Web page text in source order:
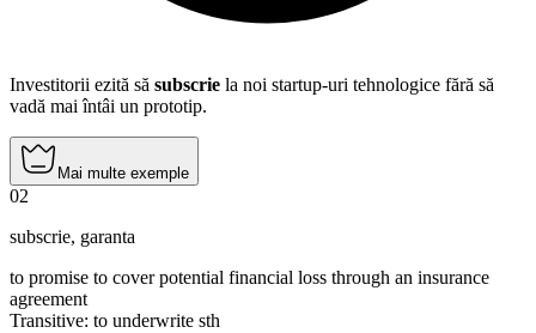
Investitorii ezită să subscrie la noi startup-uri tehnologice fără să
vadă mai întâi un prototip.
Mai multe exemple
02
subscrie, garanta
to promise to cover potential financial loss through an insurance
agreement
Transitive: to underwrite sth